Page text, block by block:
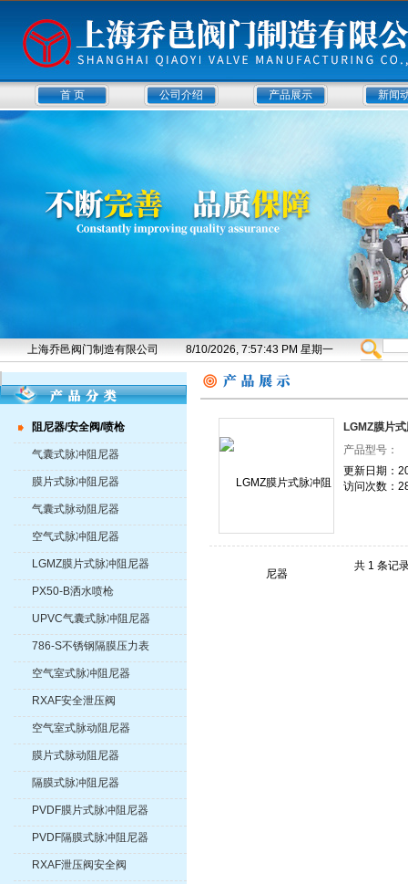
首 页 公司介绍 产品展示 新闻
上海乔邑阀门制造有限公司 8/10/2026, 7:57:43 PM 星期一
阻尼器/安全阀/喷枪
气囊式脉冲阻尼器
膜片式脉冲阻尼器
气囊式脉动阻尼器
空气式脉冲阻尼器
LGMZ膜片式脉冲阻尼器
PX50-B洒水喷枪
UPVC气囊式脉冲阻尼器
786-S不锈钢隔膜压力表
空气室式脉冲阻尼器
RXAF安全泄压阀
空气室式脉动阻尼器
膜片式脉动阻尼器
隔膜式脉冲阻尼器
PVDF膜片式脉冲阻尼器
PVDF隔膜式脉冲阻尼器
RXAF泄压阀安全阀
LGMZ膜片
产品型号：
更新日期：
访问次数：
共 1 条记